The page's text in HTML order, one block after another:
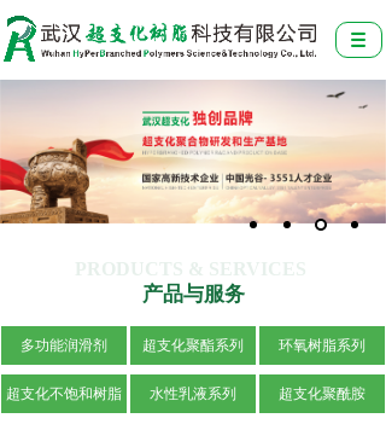
产品与服务
PRODUCTS & SERVICES
超支化聚酰胺
超支化不饱和树脂
多功能润滑剂
水性乳液系列
环氧树脂系列
超支化聚酯系列